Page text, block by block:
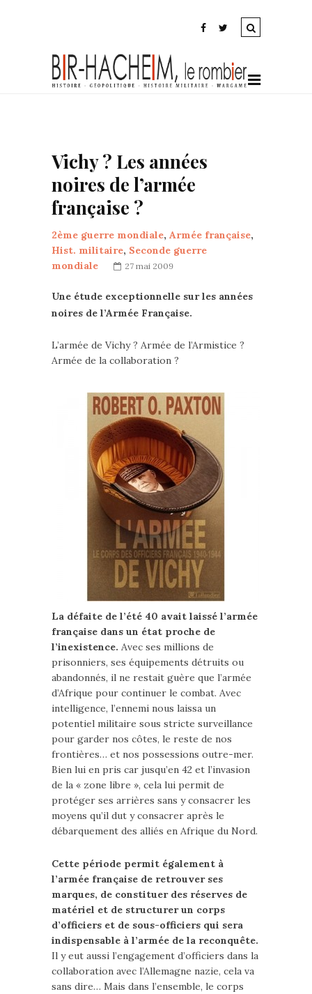
Vichy ? Les années
noires de l’armée
française ?
2ème guerre mondiale, Armée française,
Hist. militaire, Seconde guerre
mondiale
27 mai 2009
Une étude exceptionnelle sur les années
noires de l’Armée Française.
L’armée de Vichy ? Armée de l’Armistice ?
Armée de la collaboration ?
La défaite de l’été 40 avait laissé l’armée
française dans un état proche de
l’inexistence. Avec ses millions de
prisonniers, ses équipements détruits ou
abandonnés, il ne restait guère que l’armée
d’Afrique pour continuer le combat. Avec
intelligence, l’ennemi nous laissa un
potentiel militaire sous stricte surveillance
pour garder nos côtes, le reste de nos
frontières… et nos possessions outre-mer.
Bien lui en pris car jusqu’en 42 et l’invasion
de la « zone libre », cela lui permit de
protéger ses arrières sans y consacrer les
moyens qu’il dut y consacrer après le
débarquement des alliés en Afrique du Nord.
Cette période permit également à
l’armée française de retrouver ses
marques, de constituer des réserves de
matériel et de structurer un corps
d’officiers et de sous-officiers qui sera
indispensable à l’armée de la reconquête.
Il y eut aussi l’engagement d’officiers dans la
collaboration avec l’Allemagne nazie, cela va
sans dire… Mais dans l’ensemble, le corps